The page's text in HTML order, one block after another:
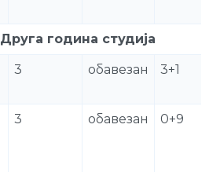
Друга година студија
3 обавезан 3+1
3 обавезан 0+9